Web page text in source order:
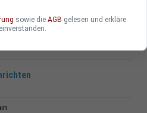
liegt das?
sowie die AGB gelesen und erkläre